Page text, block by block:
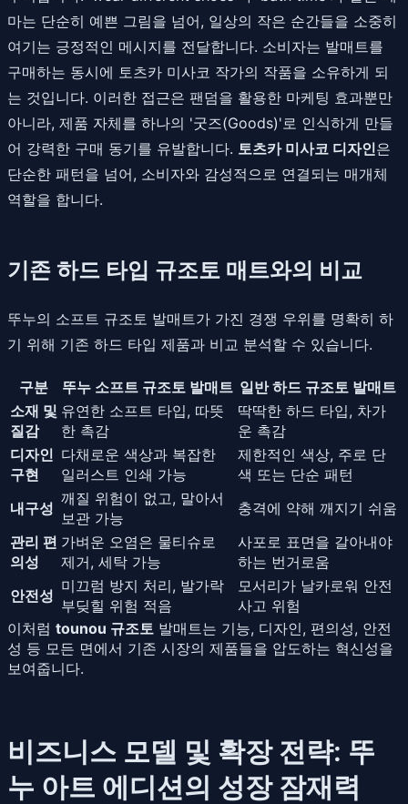
마는 단순히 예쁜 그림을 넘어, 일상의 작은 순간들을 소중히
여기는 긍정적인 메시지를 전달합니다. 소비자는 발매트를
구매하는 동시에 토츠카 미사코 작가의 작품을 소유하게 되
는 것입니다. 이러한 접근은 팬덤을 활용한 마케팅 효과뿐만
아니라, 제품 자체를 하나의 '굿즈(Goods)'로 인식하게 만들
어 강력한 구매 동기를 유발합니다. 토츠카 미사코 디자인은
단순한 패턴을 넘어, 소비자와 감성적으로 연결되는 매개체
역할을 합니다.
기존 하드 타입 규조토 매트와의 비교
뚜누의 소프트 규조토 발매트가 가진 경쟁 우위를 명확히 하
기 위해 기존 하드 타입 제품과 비교 분석할 수 있습니다.
구분 뚜누 소프트 규조토 발매트 일반 하드 규조토 발매트
소재 및
질감
유연한 소프트 타입, 따뜻
한 촉감
딱딱한 하드 타입, 차가
운 촉감
디자인
구현
다채로운 색상과 복잡한
일러스트 인쇄 가능
제한적인 색상, 주로 단
색 또는 단순 패턴
내구성
깨질 위험이 없고, 말아서
보관 가능
충격에 약해 깨지기 쉬움
관리 편
의성
가벼운 오염은 물티슈로
제거, 세탁 가능
사포로 표면을 갈아내야
하는 번거로움
안전성
미끄럼 방지 처리, 발가락
부딪힐 위험 적음
모서리가 날카로워 안전
사고 위험
이처럼 tounou 규조토 발매트는 기능, 디자인, 편의성, 안전
성 등 모든 면에서 기존 시장의 제품들을 압도하는 혁신성을
보여줍니다.
비즈니스 모델 및 확장 전략: 뚜
누 아트 에디션의 성장 잠재력